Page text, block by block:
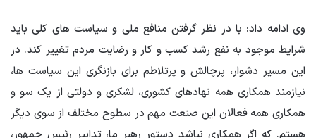
وی ادامه داد: با در نظر گرفتن منافع ملی و سیاست های کلی باید
شرایط موجود به نفع رشد کسب و کار و رضایت مردم تغییر کند. در
این مسیر دشوار، پرچالش و پرتلاطم برای بازنگری این سیاست ها،
نیازمند همکاری همه نهادهای کشوری، لشکری ​​و دولتی از یک سو و
همکاری همه فعالان این صنعت مهم در سطوح مختلف از سوی دیگر